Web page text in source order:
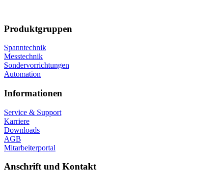
Produktgruppen
Spanntechnik
Messtechnik
Sondervorrichtungen
Automation
Informationen
Service & Support
Karriere
Downloads
AGB
Mitarbeiterportal
Anschrift und Kontakt